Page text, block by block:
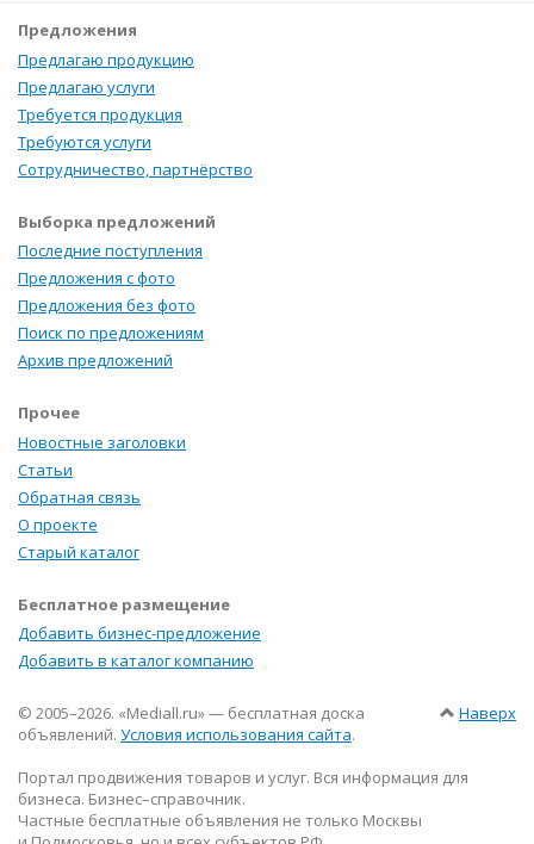
Предложения
Предлагаю продукцию
Предлагаю услуги
Требуется продукция
Требуются услуги
Сотрудничество, партнёрство
Выборка предложений
Последние поступления
Предложения с фото
Предложения без фото
Поиск по предложениям
Архив предложений
Прочее
Новостные заголовки
Статьи
Обратная связь
О проекте
Старый каталог
Бесплатное размещение
Добавить бизнес-предложение
Добавить в каталог компанию
Наверх
© 2005–2026. «Mediall.ru» — бесплатная доска
объявлений. Условия использования сайта.
Портал продвижения товаров и услуг. Вся информация для
бизнеса. Бизнес–справочник.
Частные бесплатные объявления не только Москвы